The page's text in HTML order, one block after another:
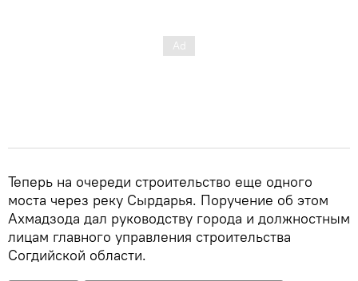
Теперь на очереди строительство еще одного
моста через реку Сырдарья. Поручение об этом
Ахмадзода дал руководству города и должностным
лицам главного управления строительства
Согдийской области.